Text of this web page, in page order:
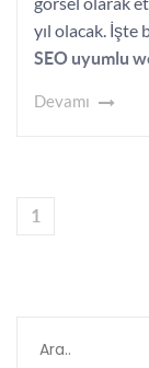
yıl olacak. İşte
SEO uyumlu
Devamı
1